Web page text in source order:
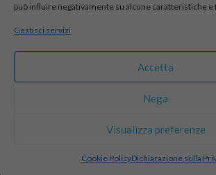
può influire negativamente su alcune caratteristiche e
Gestisci servizi
Accetta
Nega
Visualizza preferenze
Cookie PolicyDichiarazione sulla
Find us here:
sito realizzato da
Reserved | Credits